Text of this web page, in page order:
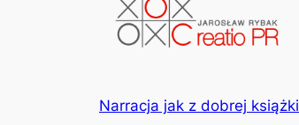
Narracja jak z dobrej książki